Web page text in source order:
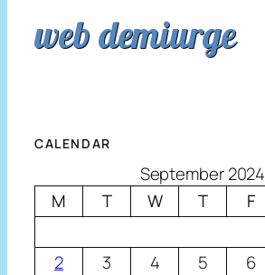
web demiurge
CALENDAR
September 2024
M
T W T F
2
3 4 5 6